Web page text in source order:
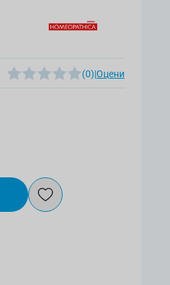
(0)|Оцени